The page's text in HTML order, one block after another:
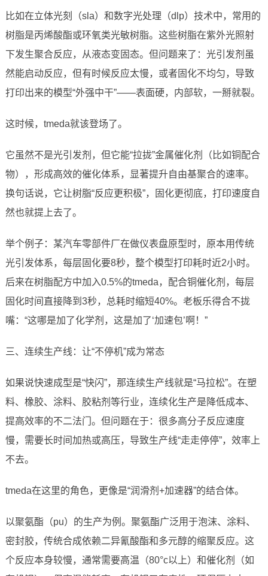
比如在立体光刻（sla）和数字光处理（dlp）技术中，常用的
树脂是丙烯酸酯或环氧类光敏树脂。这些树脂在紫外光照射
下发生聚合反应，从液态变固态。但问题来了：光引发剂虽
然能启动反应，但有时候反应太慢，或者固化不均匀，导致
打印出来的模型“外强中干”——表面硬，内部软，一掰就裂。
这时候，tmeda就该登场了。
它虽然不是光引发剂，但它能“拉拢”金属催化剂（比如铜配合
物），形成高效的催化体系，显著提升自由基聚合的速率。
换句话说，它让树脂“反应更积极”，固化更彻底，打印速度自
然也就提上去了。
举个例子：某汽车零部件厂在做仪表盘原型时，原本用传统
光引发体系，每层固化要8秒，整个模型打印耗时近2小时。
后来在树脂配方中加入0.5%的tmeda，配合铜催化剂，每层
固化时间直接降到3秒，总耗时缩短40%。老板乐得合不拢
嘴：“这哪是加了化学剂，这是加了‘加速包’啊！”
三、连续生产线：让“不停机”成为常态
如果说快速成型是“快闪”，那连续生产线就是“马拉松”。在塑
料、橡胶、涂料、胶粘剂等行业，连续化生产是降低成本、
提高效率的不二法门。但问题在于：很多高分子反应速度
慢，需要长时间加热或高压，导致生产线“走走停停”，效率上
不去。
tmeda在这里的角色，更像是“润滑剂+加速器”的结合体。
以聚氨酯（pu）的生产为例。聚氨酯广泛用于泡沫、涂料、
密封胶，传统合成依赖二异氰酸酯和多元醇的缩聚反应。这
个反应本身较慢，通常需要高温（80°c以上）和催化剂（如